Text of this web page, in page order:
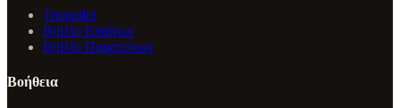
Trustpilot
Βιβλίο Επαίνων
Βιβλίο Παραπόνων
Βοήθεια